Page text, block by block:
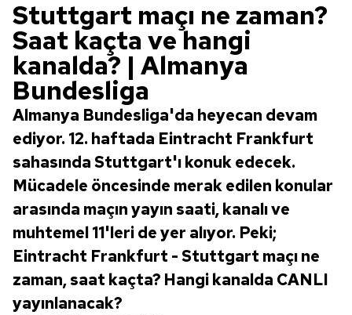
Stuttgart maçı ne zaman?
Saat kaçta ve hangi
kanalda? | Almanya
Bundesliga
Almanya Bundesliga'da heyecan devam
ediyor. 12. haftada Eintracht Frankfurt
sahasında Stuttgart'ı konuk edecek.
Mücadele öncesinde merak edilen konular
arasında maçın yayın saati, kanalı ve
muhtemel 11'leri de yer alıyor. Peki;
Eintracht Frankfurt - Stuttgart maçı ne
zaman, saat kaçta? Hangi kanalda CANLI
yayınlanacak?